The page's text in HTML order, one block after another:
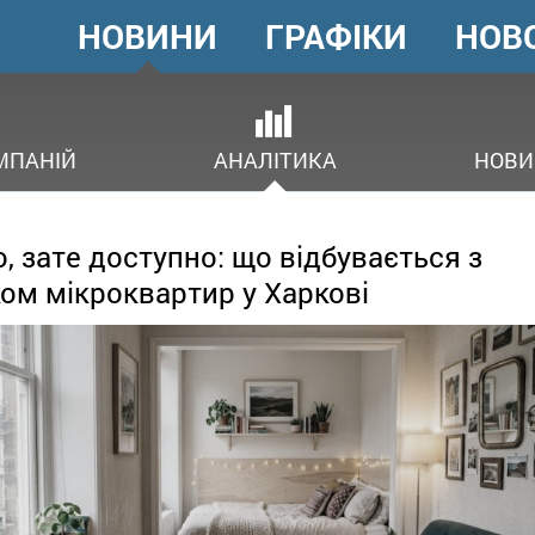
ГОЛОВНЕ
МЕНЮ
НОВИНИ
АНАЛІТИКА
ГРАФІКИ
зате доступно: що відбувається з
мікроквартир у Харкові